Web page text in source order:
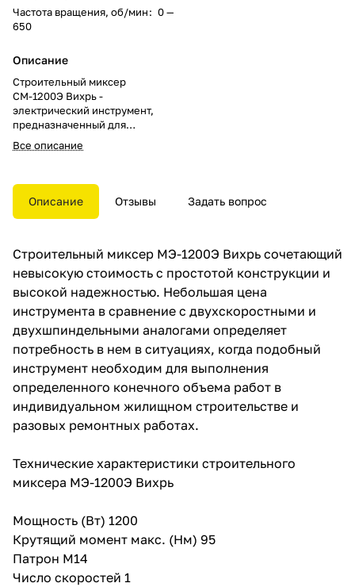
Частота вращения, об/мин: 0 —
650
Описание
Строительный миксер
СМ-1200Э Вихрь -
электрический инструмент,
предназначенный для
перемешивания различных
компонентов (сухой смеси,
различных строительных и
отделочных материалов (бетон,
штукатурка, различные клеевые
Все описание
Описание Отзывы Задать вопрос
Строительный миксер МЭ-1200Э Вихрь сочетающий
невысокую стоимость с простотой конструкции и
высокой надежностью. Небольшая цена
инструмента в сравнение с двухскоростными и
двухшпиндельными аналогами определяет
потребность в нем в ситуациях, когда подобный
инструмент необходим для выполнения
определенного конечного объема работ в
индивидуальном жилищном строительстве и
разовых ремонтных работах.
Технические характеристики строительного
миксера МЭ-1200Э Вихрь
Мощность (Вт) 1200
Крутящий момент макс. (Нм) 95
Патрон М14
Число скоростей 1